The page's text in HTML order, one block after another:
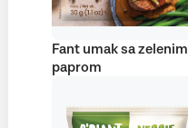
Fant umak sa zelenim
paprom